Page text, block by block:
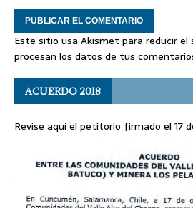
Este sitio usa Akismet para reducir el
procesan los datos de tus
ACUERDO 2018
Revise aquí el petitorio firmado el 17